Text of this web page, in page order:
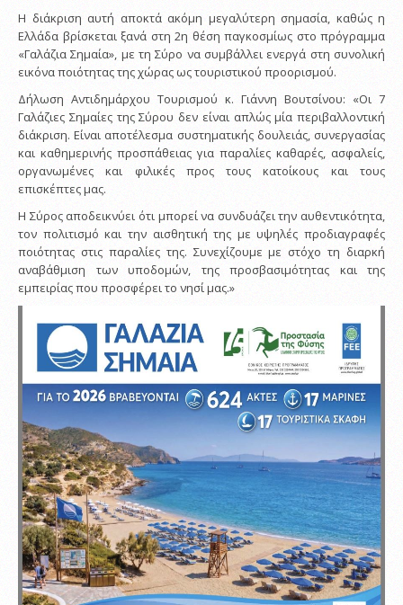
Η διάκριση αυτή αποκτά ακόμη μεγαλύτερη σημασία, καθώς η
Ελλάδα βρίσκεται ξανά στη 2η θέση παγκοσμίως στο πρόγραμμα
«Γαλάζια Σημαία», με τη Σύρο να συμβάλλει ενεργά στη συνολική
εικόνα ποιότητας της χώρας ως τουριστικού προορισμού.
Δήλωση Αντιδημάρχου Τουρισμού κ. Γιάννη Βουτσίνου: «Οι 7
Γαλάζιες Σημαίες της Σύρου δεν είναι απλώς μία περιβαλλοντική
διάκριση. Είναι αποτέλεσμα συστηματικής δουλειάς, συνεργασίας
και καθημερινής προσπάθειας για παραλίες καθαρές, ασφαλείς,
οργανωμένες και φιλικές προς τους κατοίκους και τους
επισκέπτες μας.
Η Σύρος αποδεικνύει ότι μπορεί να συνδυάζει την αυθεντικότητα,
τον πολιτισμό και την αισθητική της με υψηλές προδιαγραφές
ποιότητας στις παραλίες της. Συνεχίζουμε με στόχο τη διαρκή
αναβάθμιση των υποδομών, της προσβασιμότητας και της
εμπειρίας που προσφέρει το νησί μας.»